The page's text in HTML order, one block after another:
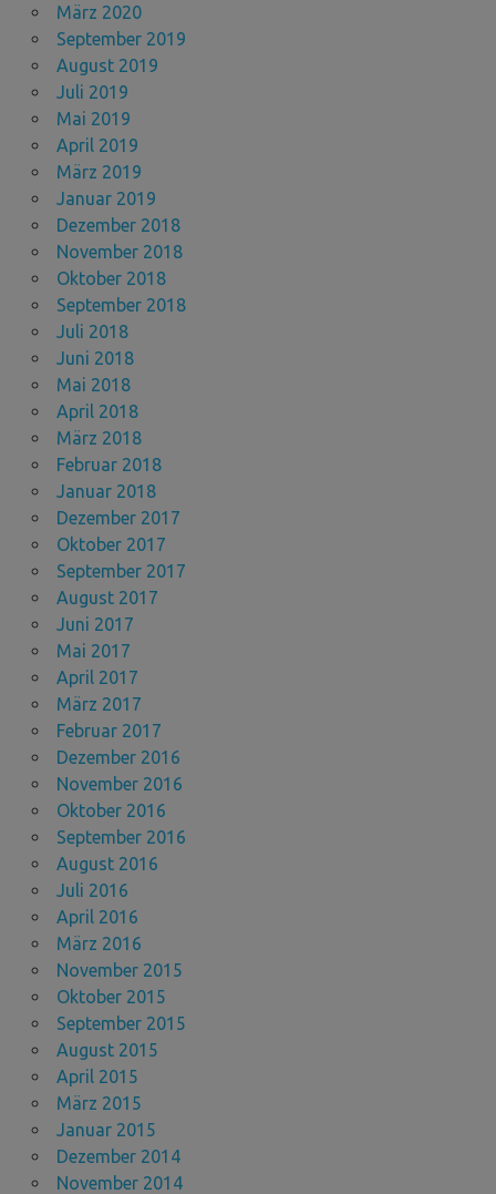
März 2020
September 2019
August 2019
Juli 2019
Mai 2019
April 2019
März 2019
Januar 2019
Dezember 2018
November 2018
Oktober 2018
September 2018
Juli 2018
Juni 2018
Mai 2018
April 2018
März 2018
Februar 2018
Januar 2018
Dezember 2017
Oktober 2017
September 2017
August 2017
Juni 2017
Mai 2017
April 2017
März 2017
Februar 2017
Dezember 2016
November 2016
Oktober 2016
September 2016
August 2016
Juli 2016
April 2016
März 2016
November 2015
Oktober 2015
September 2015
August 2015
April 2015
März 2015
Januar 2015
Dezember 2014
November 2014